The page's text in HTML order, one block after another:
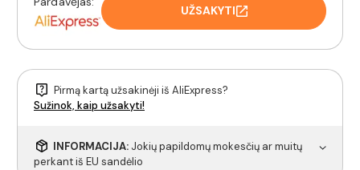
UŽSAKYTI
Pirmą kartą užsakinėji iš AliExpress?
Sužinok, kaip užsakyti!
INFORMACIJA: Jokių papildomų mokesčių ar muitų
perkant iš EU sandėlio